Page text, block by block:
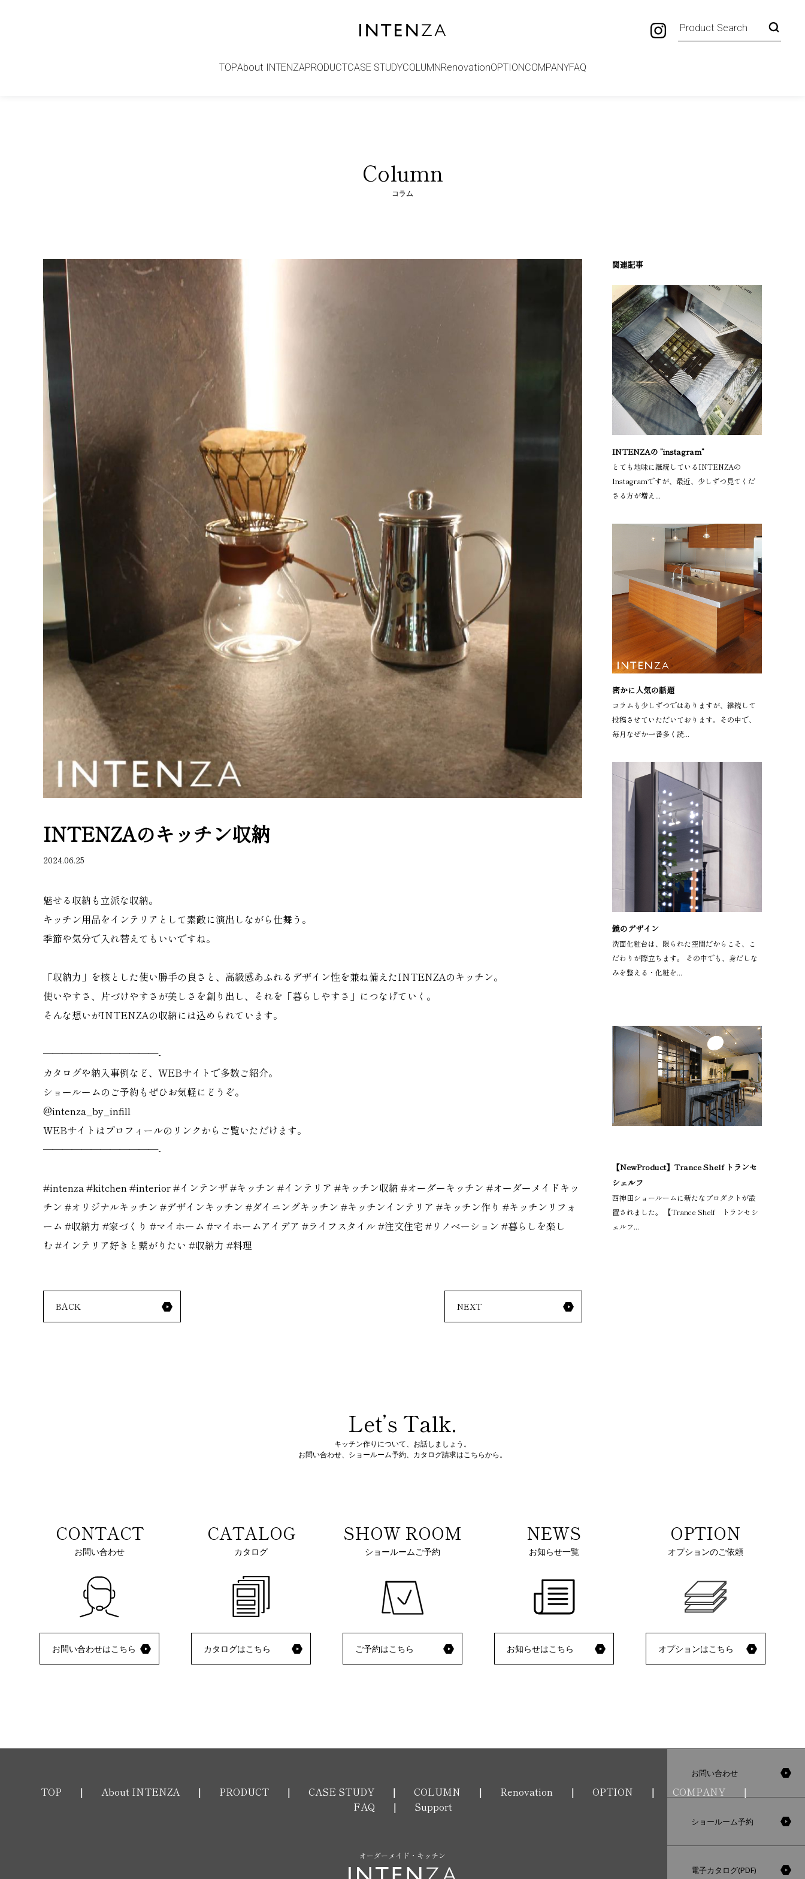
TOPAbout INTENZAPRODUCTCASE STUDYCOLUMNRenovationOPTIONCOMPANYFAQ
Column
コラム
INTENZAのキッチン収納
2024.06.25
魅せる収納も立派な収納。
キッチン用品をインテリアとして素敵に演出しながら仕舞う。
季節や気分で入れ替えてもいいですね。
「収納力」を核とした使い勝手の良さと、高級感あふれるデザイン性を兼ね備えたINTENZAのキッチン。
使いやすさ、片づけやすさが美しさを創り出し、それを「暮らしやすさ」につなげていく。
そんな想いがINTENZAの収納には込められています。
————————————-
カタログや納入事例など、WEBサイトで多数ご紹介。
ショールームのご予約もぜひお気軽にどうぞ。
@intenza_by_infill
WEBサイトはプロフィールのリンクからご覧いただけます。
————————————-
#intenza#kitchen#interior#インテンザ#キッチン #インテリア #キッチン収納 #オーダーキッチン #オーダーメイドキッ
チン #オリジナルキッチン #デザインキッチン #ダイニングキッチン #キッチンインテリア #キッチン作り #キッチンリフォ
ーム #収納力 #家づくり #マイホーム #マイホームアイデア #ライフスタイル #注文住宅 #リノベーション #暮らしを楽し
む #インテリア好きと繋がりたい #収納力 #料理
BACK NEXT
関連記事
INTENZAの ”instagram”
とても地味に継続しているINTENZAの
Instagramですが、最近、少しずつ見てくだ
さる方が増え...
密かに人気の話題
コラムも少しずつではありますが、継続して
投稿させていただいております。その中で、
毎月なぜか一番多く読...
鏡のデザイン
洗面化粧台は、限られた空間だからこそ、こ
だわりが際立ちます。 その中でも、身だしな
みを整える・化粧を...
【NewProduct】Trance Shelf トランセ
シェルフ
西神田ショールームに新たなプロダクトが設
置されました。 【Trance Shelf トランセシ
ェルフ...
Let’s Talk.
キッチン作りについて、お話しましょう。
お問い合わせ、ショールーム予約、 カタログ請求はこちらから。
CONTACT
お問い合わせ
お問い合わせはこちら
CATALOG
カタログ
カタログはこちら
SHOW ROOM
ショールームご予約
ご予約はこちら
NEWS
お知らせ一覧
お知らせはこちら
OPTION
オプションのご依頼
オプションはこちら
お問い合わせ
ショールーム予約
電子カタログ(PDF)
TOP About INTENZA PRODUCT CASE STUDY COLUMN Renovation OPTION
COMPANY
FAQ
Support
オーダーメイド・キッチン